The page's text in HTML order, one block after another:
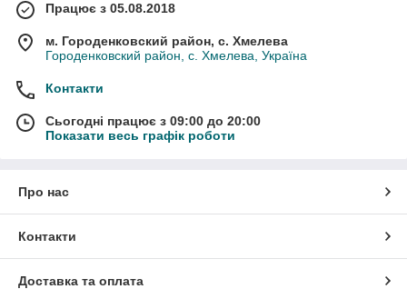
Працює з 05.08.2018
м. Городенковский район, с. Хмелева
Городенковский район, с. Хмелева, Україна
Контакти
Сьогодні працює з 09:00 до 20:00
Показати весь графік роботи
Про нас
Контакти
Доставка та оплата